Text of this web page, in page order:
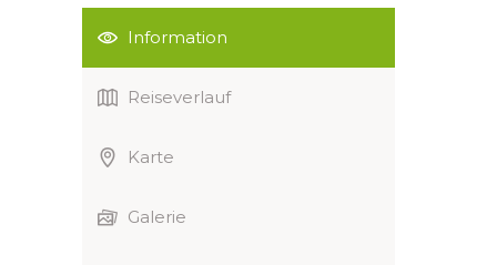
Information
Reiseverlauf
Karte
Galerie